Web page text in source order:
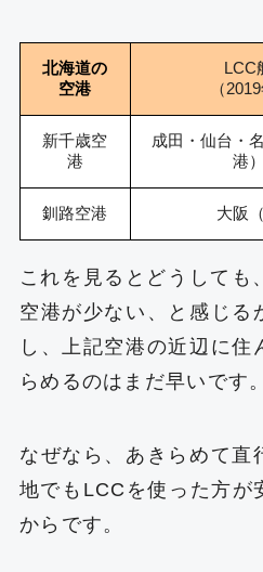
北海道の
空港
LCC
（
新千歳空
港
成田・仙台・
港
釧路空港 大阪
これを見るとどうしても
空港が少ない、と感じる
し、上記空港の近辺に住
らめるのはまだ早いです。
なぜなら、あきらめて直
地でもLCCを使った方が
からです。